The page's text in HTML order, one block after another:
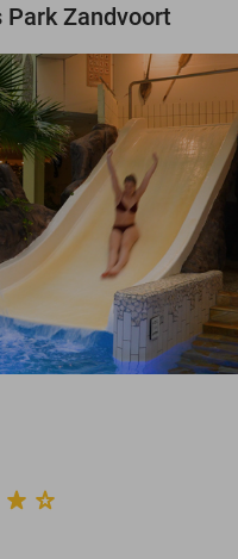
Park Zandvoort